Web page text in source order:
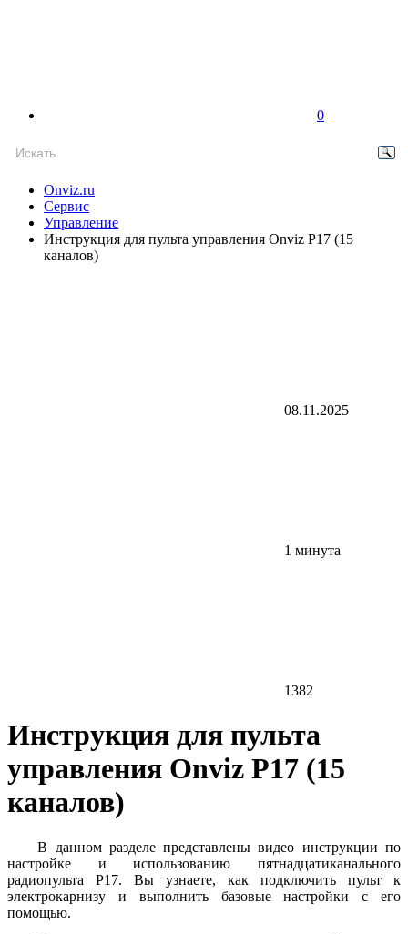
0
Onviz.ru
Сервис
Управление
Инструкция для пульта управления Onviz P17 (15
каналов)
08.11.2025
1 минута
1382
Инструкция для пульта
управления Onviz P17 (15
каналов)
В данном разделе представлены видео инструкции по
настройке и использованию пятнадцатиканального
радиопульта P17. Вы узнаете, как подключить пульт к
электрокарнизу и выполнить базовые настройки с его
помощью.